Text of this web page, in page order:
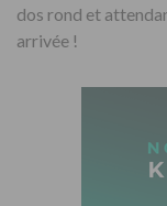
dos rond et
arrivée !